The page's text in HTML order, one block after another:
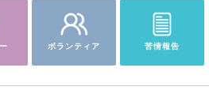
ボランティア 苦情報告